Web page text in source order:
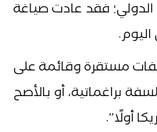
الدولي؛ فقد عادت صياغة
مستقرة وقائمة على
براغماتية، أو بالأصح
أولًا”.